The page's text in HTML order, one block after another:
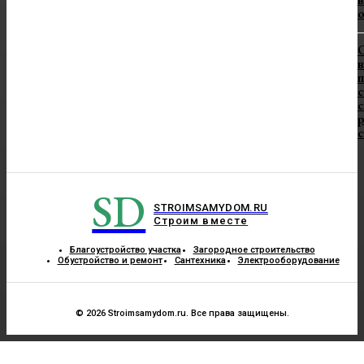
SD
STROIMSAMYDOM.RU
Строим вместе
Благоустройство участка
Загородное строительство
Обустройство и ремонт
Сантехника Электрооборудование
© 2026 Stroimsamydom.ru. Все права защищены.